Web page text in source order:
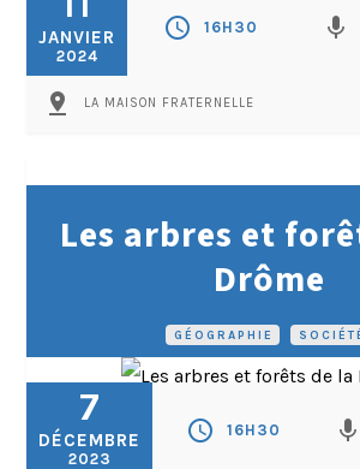
JANVIER
2024
schedule 16H30 mic
pin_drop LA MAISON FRATERNELLE
GÉOGRAPHIE
Les arbres et
Drôme
7
DÉCEMBRE
2023
schedule 16H30 mic